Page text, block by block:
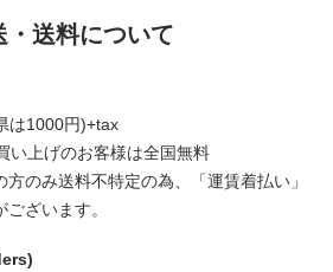
・送料について
は1000円)+tax
い上げのお客様は全国無料
方のみ送料不特定の為、「運賃着払い」
ざいます。